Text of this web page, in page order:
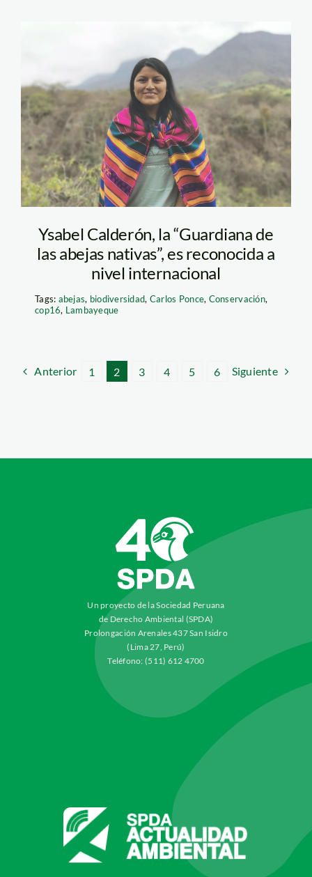
Ysabel-calderón-
Sumak-Kawsay-
Ysabel Calderón, la “Guardiana de
las abejas nativas”, es reconocida a
nivel internacional
Tags: abejas, biodiversidad, Carlos Ponce, Conservación,
cop16, Lambayeque
Anterior 1 2 3 4 5 6 Siguiente
Un proyecto de la Sociedad Peruana
de Derecho Ambiental (SPDA)
Prolongación Arenales 437 San Isidro
(Lima 27, Perú)
Teléfono: (511) 612 4700